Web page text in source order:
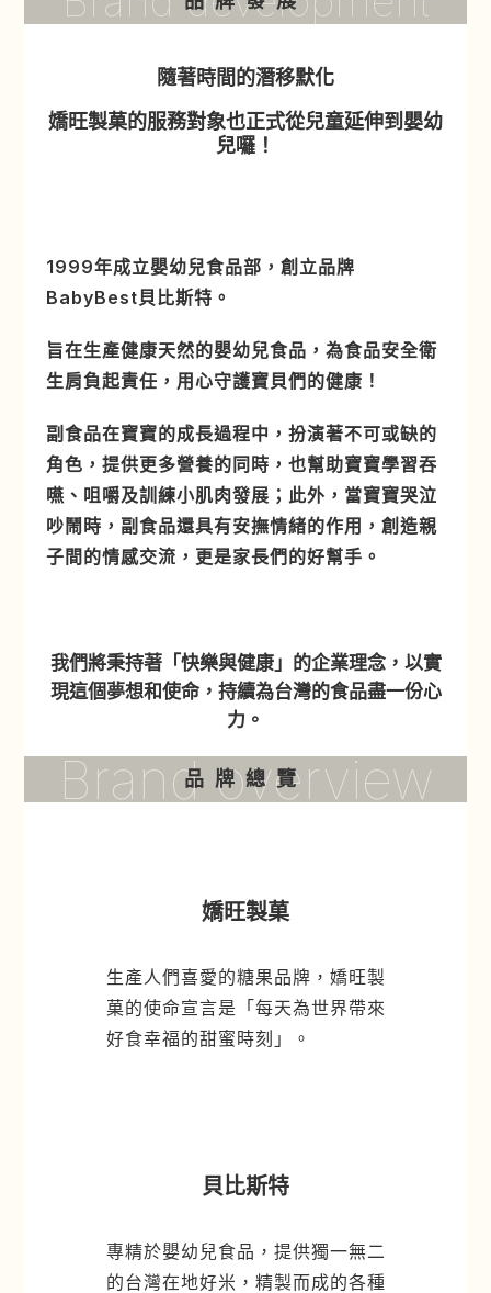
隨著時間的潛移默化
嬌旺製菓的服務對象也正式從兒童延伸到嬰幼
兒囉！
1999年成立嬰幼兒食品部，創立品牌
BabyBest貝比斯特。
旨在生產健康天然的嬰幼兒食品，為食品安全衛
生肩負起責任，用心守護寶貝們的健康！
副食品在寶寶的成長過程中，扮演著不可或缺的
角色，提供更多營養的同時，也幫助寶寶學習吞
嚥、咀嚼及訓練小肌肉發展；此外，當寶寶哭泣
吵鬧時，副食品還具有安撫情緒的作用，創造親
子間的情感交流，更是家長們的好幫手。
我們將秉持著「快樂與健康」的企業理念，以實
現這個夢想和使命，持續為台灣的食品盡一份心
力。
品牌總覽
Brand overview
嬌旺製菓
生產人們喜愛的糖果品牌，嬌旺製
菓的使命宣言是「每天為世界帶來
好食幸福的甜蜜時刻」。
貝比斯特
專精於嬰幼兒食品，提供獨一無二
的台灣在地好米，精製而成的各種